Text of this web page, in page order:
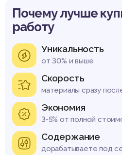
Почему лучше
работу
Уникальность
от 30% и выше
Скорость
материалы сразу
Экономия
3-5% от полной
Содержание
дорабатываете под